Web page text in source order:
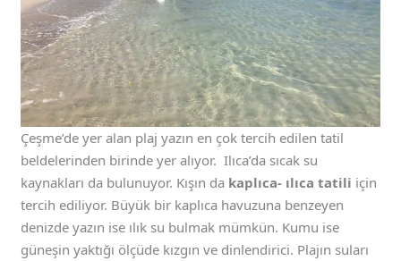
Çeşme’de yer alan plaj yazın en çok tercih edilen tatil
beldelerinden birinde yer alıyor. Ilıca’da sıcak su
kaynakları da bulunuyor. Kışın da kaplıca- ılıca tatili için
tercih ediliyor. Büyük bir kaplıca havuzuna benzeyen
denizde yazın ise ılık su bulmak mümkün. Kumu ise
güneşin yaktığı ölçüde kızgın ve dinlendirici. Plajın suları